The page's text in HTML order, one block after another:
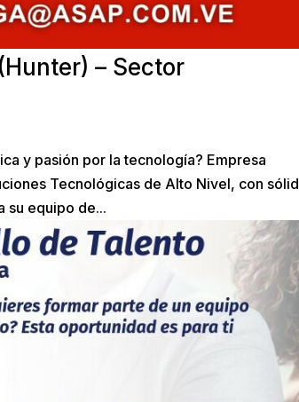
– Sector
y pasión por la tecnología? Empresa
Tecnológicas de Alto Nivel, con
su equipo de...